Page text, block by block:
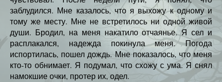
заблудился. Мне казалось, что я выхожу к одному и
тому же месту. Мне не встретилось ни одной живой
души. Бродил, на меня накатило отчаянье. Я сел и
расплакался, надежда покинула меня. Погода
испортилась, пошел дождь. Мне показалось, что меня
кто-то обнимает. Я подумал, что схожу с ума. Я снял
намокшие очки, протер их, одел.